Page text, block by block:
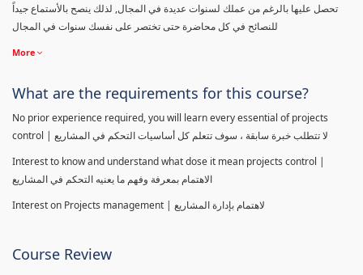
تحصل عليها بالرغم من عملك لسنوات عديدة في المجال, لذلك ينصح بالأستماع جيداً
للنصائح في كل محاضرة حتى تختصر على نفسك سنوات في المجال
More
What are the requirements for this course?
No prior experience required, you will learn every essential of projects
control | لا تتطلب خبرة سابقة ، سوف تتعلم كل أساسيات التحكم في المشاريع
Interest to know and understand what dose it mean projects control |
الاهتمام بمعرفة وفهم ما يعنيه التحكم في المشاريع
Interest on Projects management | لاهتمام بإدارة المشاريع
Course Review